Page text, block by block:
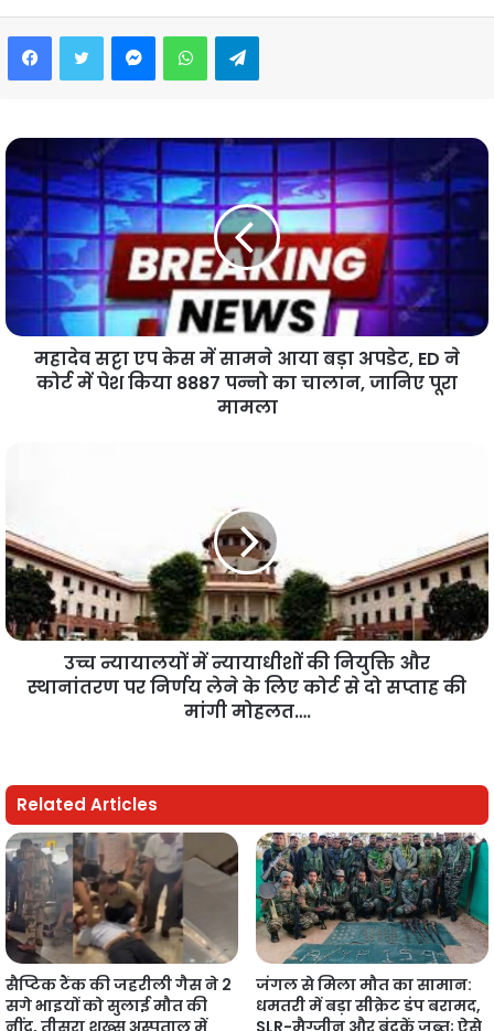
FacebookTwitter MessengerWhatsAppTelegram
महादेव सट्टा एप केस में सामने आया बड़ा अपडेट, ED ने
कोर्ट में पेश किया 8887 पन्नो का चालान, जानिए पूरा
मामला
उच्च न्यायालयों में न्यायाधीशों की नियुक्ति और
स्थानांतरण पर निर्णय लेने के लिए कोर्ट से दो सप्ताह की
मांगी मोहलत….
Related Articles
सैप्टिक टैंक की जहरीली गैस ने 2
सगे भाइयों को सुलाई मौत की
नींद, तीसरा शख्स अस्पताल में
जंगल से मिला मौत का सामान:
धमतरी में बड़ा सीक्रेट डंप बरामद,
SLR-मैग्जीन और बंदूकें जब्त; ऐसे